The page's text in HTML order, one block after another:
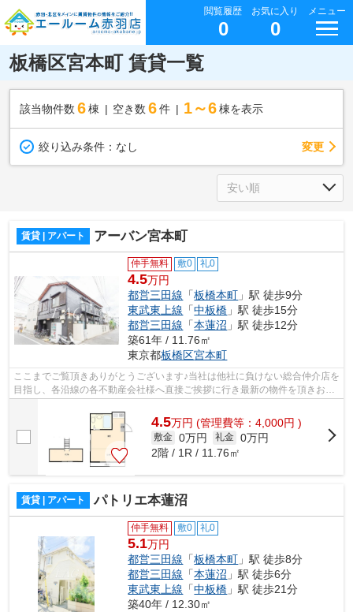
閲覧履歴
0
お気に入り
0
メニュー
板橋区宮本町 賃貸一覧
該当物件数 6棟 空き数 6 件 1～6 棟を表示
絞り込み条件： なし 変更
賃貸 | アパート アーバン宮本町
仲手無料 敷0 礼0
4.5万円
都営三田線 「板橋本町 」駅 徒歩9分
東武東上線 「中板橋 」駅 徒歩15分
都営三田線 「本蓮沼 」駅 徒歩12分
築61年 / 11.76㎡
東京都板橋区宮本町
ここまでご覧頂きありがとうございます♪当社は他社に負けない総合仲介店を
目指し、各沿線の各不動産会社様へ直接ご挨拶に行き最新の物件を頂きお客
4.5万円 (管理費等：4,000円 )
敷金 0万円 礼金 0万円
2階 / 1R / 11.76㎡
賃貸 | アパート パトリエ本蓮沼
仲手無料 敷0 礼0
5.1万円
都営三田線 「板橋本町 」駅 徒歩8分
都営三田線 「本蓮沼 」駅 徒歩6分
東武東上線 「中板橋 」駅 徒歩21分
築40年 / 12.30㎡